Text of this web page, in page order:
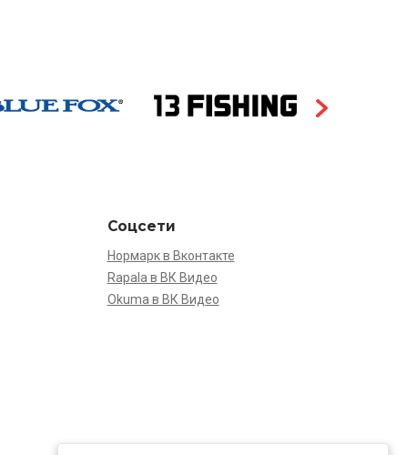
Соцсети
Нормарк в Вконтакте
Rapala в ВК Видео
Okuma в ВК Видео